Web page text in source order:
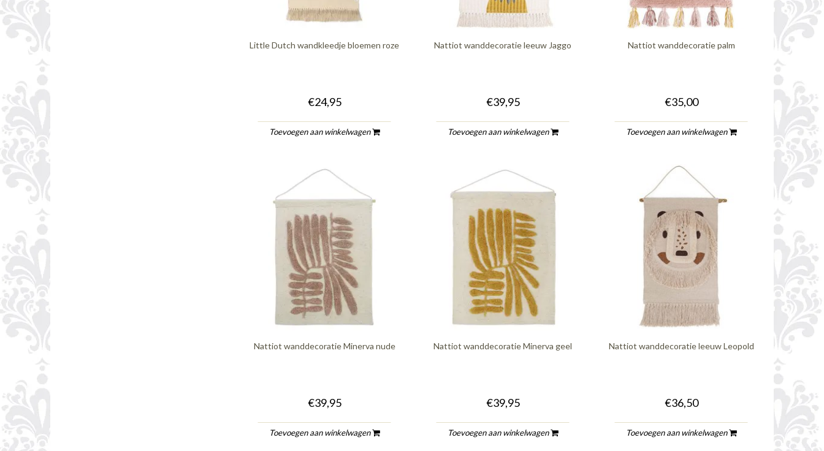
Little Dutch wandkleedje bloemen roze
€24,95
Toevoegen aan winkelwagen
Nattiot wanddecoratie leeuw Jaggo
€39,95
Toevoegen aan winkelwagen
Nattiot wanddecoratie palm
€35,00
Toevoegen aan winkelwagen
Nattiot wanddecoratie Minerva nude
€39,95
Toevoegen aan winkelwagen
Nattiot wanddecoratie Minerva geel
€39,95
Toevoegen aan winkelwagen
Nattiot wanddecoratie leeuw Leopold
€36,50
Toevoegen aan winkelwagen